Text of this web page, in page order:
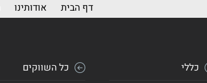
דף הבית אודותינו
כללי כל השווקים